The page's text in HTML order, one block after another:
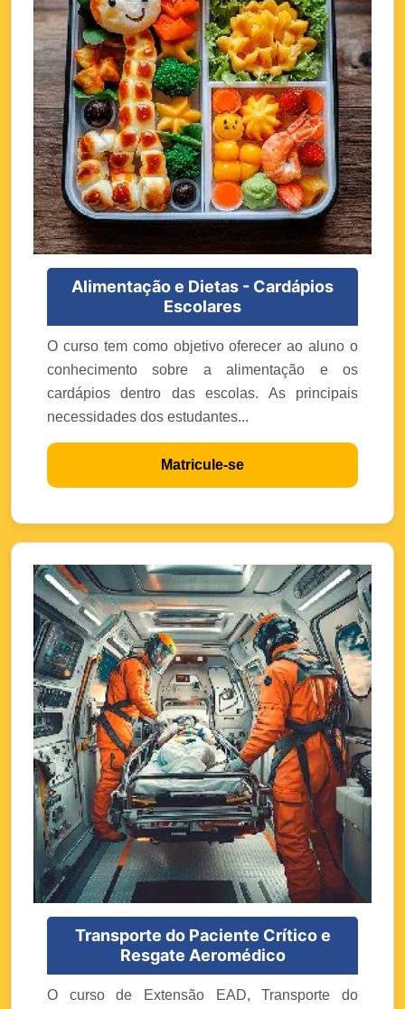
Alimentação e Dietas - Cardápios
Escolares
O curso tem como objetivo oferecer ao aluno o
conhecimento sobre a alimentação e os
cardápios dentro das escolas. As principais
necessidades dos estudantes...
Matricule-se
Transporte do Paciente Crítico e
Resgate Aeromédico
O curso de Extensão EAD, Transporte do